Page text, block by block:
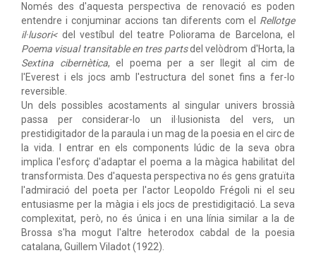
Només des d'aquesta perspectiva de renovació es poden
entendre i conjuminar accions tan diferents com el Rellotge
il·lusori<del vestíbul del teatre Poliorama de Barcelona, el
Poema visual transitable en tres partsdel velòdrom d'Horta, la
Sextina cibernètica, el poema per a ser llegit al cim de
l'Everest i els jocs amb l'estructura del sonet fins a fer-lo
reversible.
Un dels possibles acostaments al singular univers brossià
passa per considerar-lo un il·lusionista del vers, un
prestidigitador de la paraula i un mag de la poesia en el circ de
la vida. I entrar en els components lúdic de la seva obra
implica l'esforç d'adaptar el poema a la màgica habilitat del
transformista. Des d'aquesta perspectiva no és gens gratuïta
l'admiració del poeta per l'actor Leopoldo Frégoli ni el seu
entusiasme per la màgia i els jocs de prestidigitació. La seva
complexitat, però, no és única i en una línia similar a la de
Brossa s'ha mogut l'altre heterodox cabdal de la poesia
catalana, Guillem Viladot (1922).